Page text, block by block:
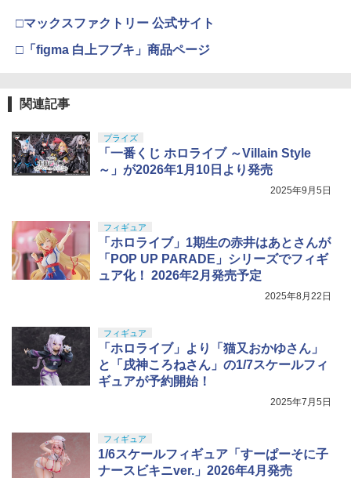
□マックスファクトリー 公式サイト
□「figma 白上フブキ」商品ページ
関連記事
プライズ
「一番くじ ホロライブ ～Villain Style
～」が2026年1月10日より発売
2025年9月5日
フィギュア
「ホロライブ」1期生の赤井はあとさんが
「POP UP PARADE」シリーズでフィギ
ュア化！ 2026年2月発売予定
2025年8月22日
フィギュア
「ホロライブ」より「猫又おかゆさん」
と「戌神ころねさん」の1/7スケールフィ
ギュアが予約開始！
2025年7月5日
フィギュア
1/6スケールフィギュア「すーぱーそに子
ナースビキニver.」2026年4月発売